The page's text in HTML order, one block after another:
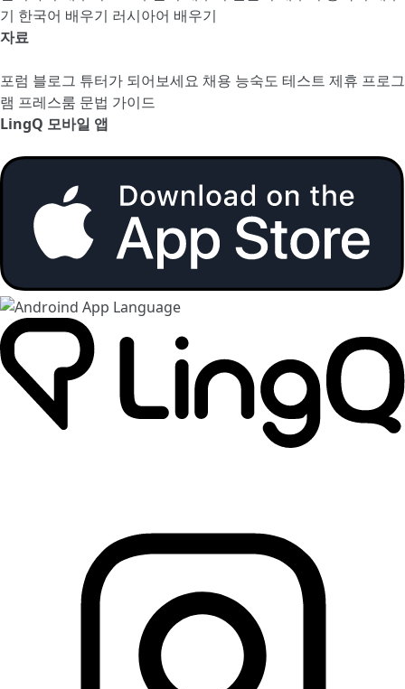
기 한국어 배우기 러시아어 배우기
자료
포럼 블로그 튜터가 되어보세요 채용 능숙도 테스트 제휴 프로그
램 프레스룸 문법 가이드
LingQ 모바일 앱